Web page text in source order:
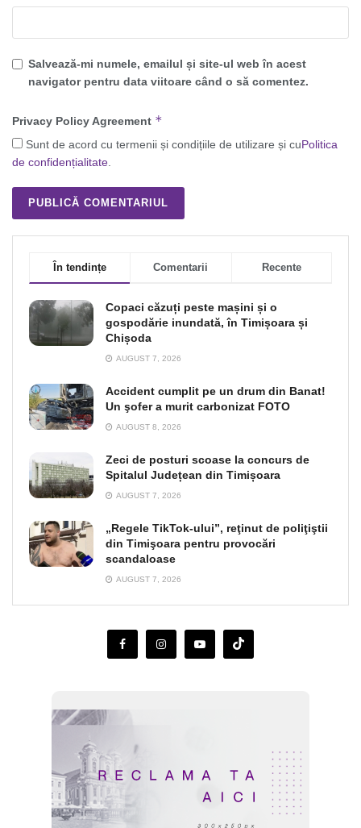
Salvează-mi numele, emailul și site-ul web în acest
navigator pentru data viitoare când o să comentez.
Privacy Policy Agreement *
Sunt de acord cu termenii și condițiile de utilizare și cuPolitica
de confidențialitate
În tendințe Comentarii Recente
Copaci căzuți peste mașini și o
gospodărie inundată, în Timișoara și
Chișoda
AUGUST 7, 2026
Accident cumplit pe un drum din Banat!
Un şofer a murit carbonizat FOTO
AUGUST 8, 2026
Zeci de posturi scoase la concurs de
Spitalul Județean din Timișoara
AUGUST 7, 2026
„Regele TikTok-ului”, reţinut de poliţiştii
din Timişoara pentru provocări
scandaloase
AUGUST 7, 2026